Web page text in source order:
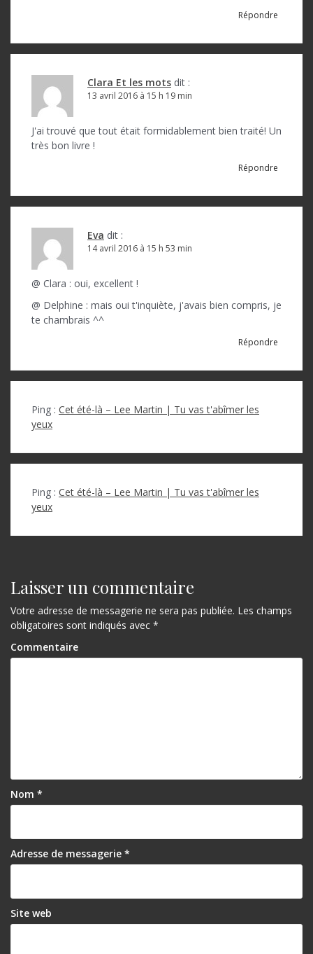
Répondre
Clara Et les mots dit :
13 avril 2016 à 15 h 19 min
J'ai trouvé que tout était formidablement bien traité! Un
très bon livre !
Répondre
Eva dit :
14 avril 2016 à 15 h 53 min
@ Clara : oui, excellent !
@ Delphine : mais oui t'inquiète, j'avais bien compris, je
te chambrais ^^
Répondre
Ping : Cet été-là – Lee Martin | Tu vas t'abîmer les
yeux
Ping : Cet été-là – Lee Martin | Tu vas t'abîmer les
yeux
Laisser un commentaire
Votre adresse de messagerie ne sera pas publiée. Les champs
obligatoires sont indiqués avec *
Commentaire
Nom *
Adresse de messagerie *
Site web